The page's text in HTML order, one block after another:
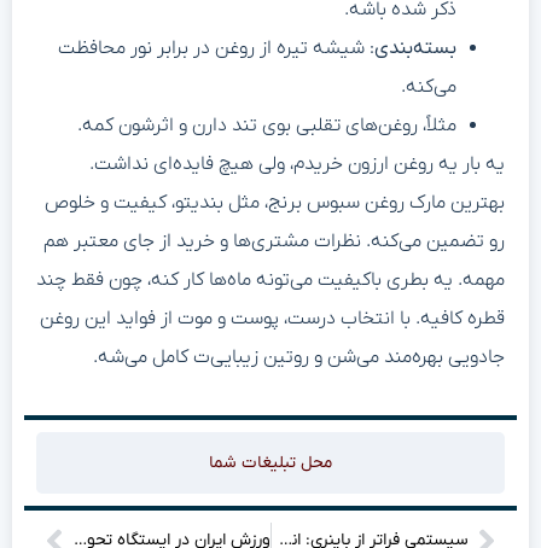
ذکر شده باشه.
بسته‌بندی: شیشه تیره از روغن در برابر نور محافظت
می‌کنه.
مثلاً، روغن‌های تقلبی بوی تند دارن و اثرشون کمه.
یه بار یه روغن ارزون خریدم، ولی هیچ فایده‌ای نداشت.
بهترین مارک روغن سبوس برنج، مثل بندیتو، کیفیت و خلوص
رو تضمین می‌کنه. نظرات مشتری‌ها و خرید از جای معتبر هم
مهمه. یه بطری باکیفیت می‌تونه ماه‌ها کار کنه، چون فقط چند
قطره کافیه. با انتخاب درست، پوست و موت از فواید این روغن
جادویی بهره‌مند می‌شن و روتین زیبایی‌ت کامل می‌شه.
محل تبلیغات شما
سیستمی فراتر از باینری: انقلابی در پردازش اطلاعات ورزش ایران در ایستگاه تحول؟ توافق با چین، فراتر از یک امضا!